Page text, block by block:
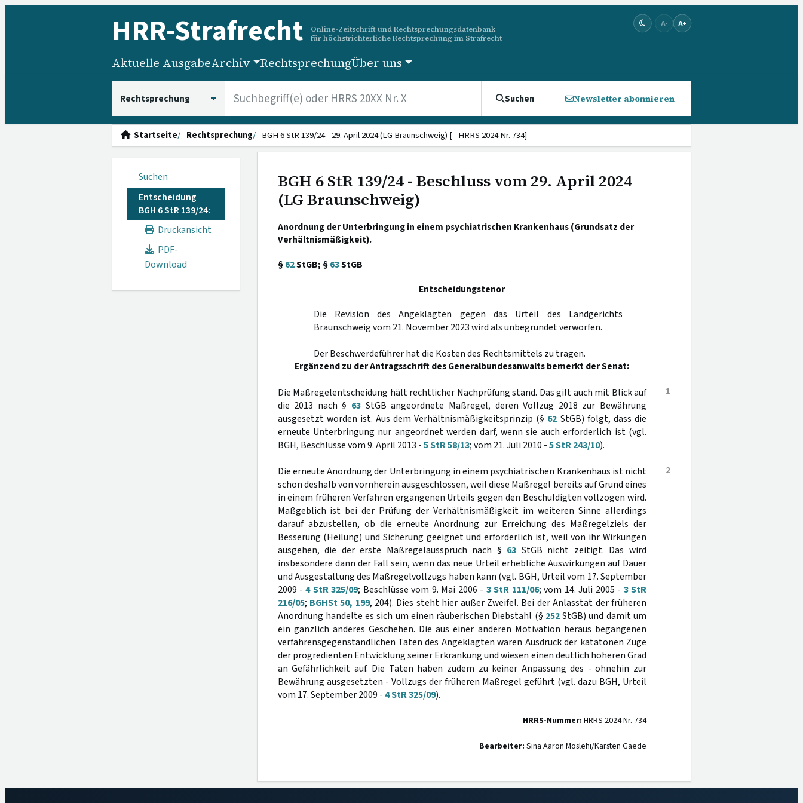
HRR-Strafrecht
Online-Zeitschrift und Rechtsprechungsdatenbank
für höchstrichterliche Rechtsprechung im Strafrecht
A- A+
Aktuelle AusgabeArchiv RechtsprechungÜber uns
Suchen Newsletter abonnieren
Startseite Rechtsprechung BGH 6 StR 139/24 - 29. April 2024 (LG Braunschweig) [= HRRS 2024 Nr. 734]
Suchen
Entscheidung
BGH 6 StR 139/24:
Druckansicht
PDF-
Download
BGH 6 StR 139/24 - Beschluss vom 29. April 2024
(LG Braunschweig)
Anordnung der Unterbringung in einem psychiatrischen Krankenhaus (Grundsatz der
Verhältnismäßigkeit).
§62StGB; §63StGB
Entscheidungstenor
Die Revision des Angeklagten gegen das Urteil des Landgerichts
Braunschweig vom 21. November 2023 wird als unbegründet verworfen.
Der Beschwerdeführer hat die Kosten des Rechtsmittels zu tragen.
Ergänzend zu der Antragsschrift des Generalbundesanwalts bemerkt der Senat:
1
Die Maßregelentscheidung hält rechtlicher Nachprüfung stand. Das gilt auch mit Blick auf
die 2013 nach § 63 StGB angeordnete Maßregel, deren Vollzug 2018 zur Bewährung
ausgesetzt worden ist. Aus dem Verhältnismäßigkeitsprinzip (§ 62 StGB) folgt, dass die
erneute Unterbringung nur angeordnet werden darf, wenn sie auch erforderlich ist (vgl.
BGH, Beschlüsse vom 9. April 2013 -5 StR 58/13; vom 21. Juli 2010 -5 StR 243/10).
2
Die erneute Anordnung der Unterbringung in einem psychiatrischen Krankenhaus ist nicht
schon deshalb von vornherein ausgeschlossen, weil diese Maßregel bereits auf Grund eines
in einem früheren Verfahren ergangenen Urteils gegen den Beschuldigten vollzogen wird.
Maßgeblich ist bei der Prüfung der Verhältnismäßigkeit im weiteren Sinne allerdings
darauf abzustellen, ob die erneute Anordnung zur Erreichung des Maßregelziels der
Besserung (Heilung) und Sicherung geeignet und erforderlich ist, weil von ihr Wirkungen
ausgehen, die der erste Maßregelausspruch nach § 63 StGB nicht zeitigt. Das wird
insbesondere dann der Fall sein, wenn das neue Urteil erhebliche Auswirkungen auf Dauer
und Ausgestaltung des Maßregelvollzugs haben kann (vgl. BGH, Urteil vom 17. September
2009 -4 StR 325/09; Beschlüsse vom 9. Mai 2006 - 3 StR 111/06; vom 14. Juli 2005 - 3 StR
216/05; BGHSt 50, 199, 204). Dies steht hier außer Zweifel. Bei der Anlasstat der früheren
Anordnung handelte es sich um einen räuberischen Diebstahl (§ 252StGB) und damit um
ein gänzlich anderes Geschehen. Die aus einer anderen Motivation heraus begangenen
verfahrensgegenständlichen Taten des Angeklagten waren Ausdruck der katatonen Züge
der progredienten Entwicklung seiner Erkrankung und wiesen einen deutlich höheren Grad
an Gefährlichkeit auf. Die Taten haben zudem zu keiner Anpassung des - ohnehin zur
Bewährung ausgesetzten - Vollzugs der früheren Maßregel geführt (vgl. dazu BGH, Urteil
vom 17. September 2009 -4 StR 325/09).
HRRS-Nummer: HRRS 2024 Nr. 734
Bearbeiter: Sina Aaron Moslehi/Karsten Gaede